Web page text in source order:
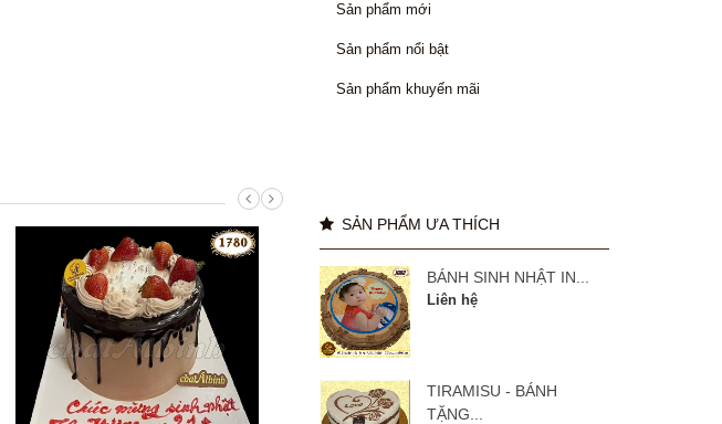
Sản phẩm mới
Sản phẩm nổi bật
Sản phẩm khuyến mãi
SẢN PHẨM ƯA THÍCH
BÁNH SINH NHẬT IN...
Liên hệ
TIRAMISU - BÁNH
TẶNG...